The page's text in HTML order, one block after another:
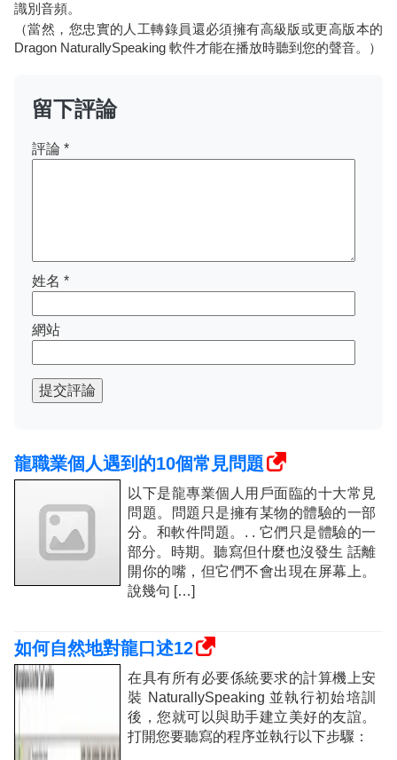
識別音頻。
（當然，您忠實的人工轉錄員還必須擁有高級版或更高版本的
Dragon NaturallySpeaking 軟件才能在播放時聽到您的聲音。）
留下評論
評論 *
姓名 *
網站
提交評論
龍職業個人遇到的10個常見問題
以下是龍專業個人用戶面臨的十大常見
問題。問題只是擁有某物的體驗的一部
分。和軟件問題。. . 它們只是體驗的一
部分。時期。聽寫但什麼也沒發生 話離
開你的嘴，但它們不會出現在屏幕上。
說幾句 […]
如何自然地對龍口述12
在具有所有必要係統要求的計算機上安
裝 NaturallySpeaking 並執行初始培訓
後，您就可以與助手建立美好的友誼。
打開您要聽寫的程序並執行以下步驟：